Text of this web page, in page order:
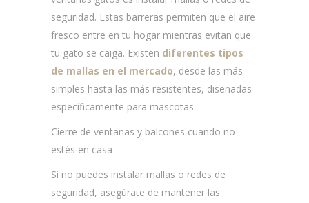
seguridad. Estas barreras permiten que el aire
fresco entre en tu hogar mientras evitan que
tu gato se caiga. Existen diferentes tipos
de mallas en el mercado, desde las más
simples hasta las más resistentes, diseñadas
específicamente para mascotas.
Cierre de ventanas y balcones cuando no
estés en casa
Si no puedes instalar mallas o redes de
seguridad, asegúrate de mantener las